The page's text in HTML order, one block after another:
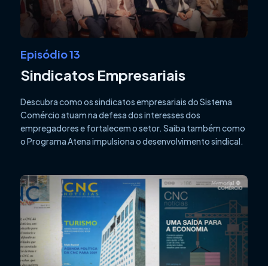
Episódio 13
Sindicatos Empresariais
Descubra como os sindicatos empresariais do Sistema
Comércio atuam na defesa dos interesses dos
empregadores e fortalecem o setor. Saiba também como
o Programa Atena impulsiona o desenvolvimento sindical.